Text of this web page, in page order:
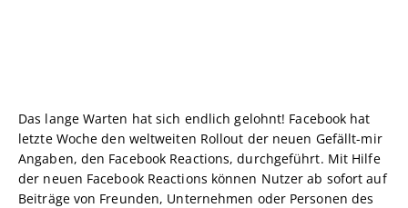
Das lange Warten hat sich endlich gelohnt! Facebook hat
letzte Woche den weltweiten Rollout der neuen Gefällt-mir
Angaben, den Facebook Reactions, durchgeführt. Mit Hilfe
der neuen Facebook Reactions können Nutzer ab sofort auf
Beiträge von Freunden, Unternehmen oder Personen des